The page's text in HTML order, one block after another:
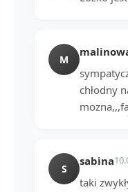
M
chłodny
S
sabina
taki